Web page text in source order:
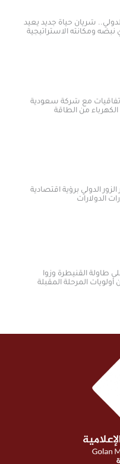
حياة جديد يعيد
مع شركة سعودية
اقتصادية
وزوا
المقبلة